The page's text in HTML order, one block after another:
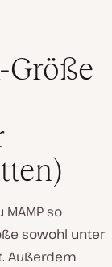
Größe
so
sowohl unter
Außerdem